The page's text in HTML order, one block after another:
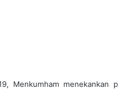
Menkumham menekankan